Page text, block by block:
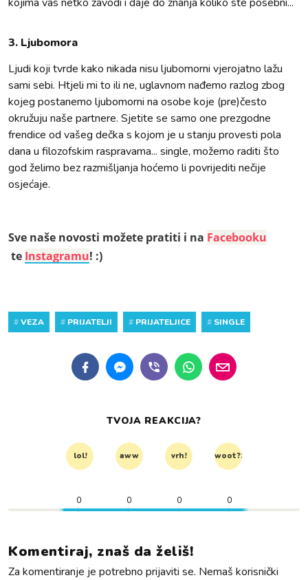
3. Ljubomora
Ljudi koji tvrde kako nikada nisu ljubomorni vjerojatno lažu
sami sebi. Htjeli mi to ili ne, uglavnom nađemo razlog zbog
kojeg postanemo ljubomorni na osobe koje (pre)često
okružuju naše partnere. Sjetite se samo one prezgodne
frendice od vašeg dečka s kojom je u stanju provesti pola
dana u filozofskim raspravama... single, možemo raditi što
god želimo bez razmišljanja hoćemo li povrijediti nečije
osjećaje.
Sve naše novosti možete pratiti i na Facebooku
te Instagramu! :)
#VEZA # PRIJATELJI # PRIJATELJICE # SINGLE
TVOJA REAKCIJA?
lol! aww vrh! woot?!
0 0 0 0
Komentiraj, znaš da želiš!
Za komentiranje je potrebno prijaviti se. Nemaš korisnički